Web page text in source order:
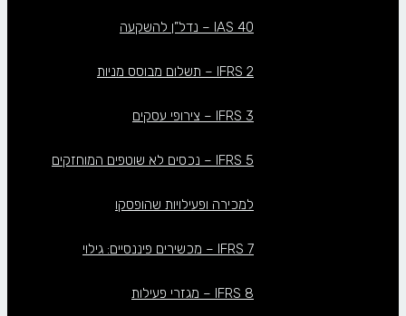
IAS 40 – נדל”ן להשקעה
IFRS 2 – תשלום מבוסס מניות
IFRS 3 – צירופי עסקים
IFRS 5 – נכסים לא שוטפים המוחזקים
למכירה ופעילויות שהופסקו
IFRS 7 – מכשירים פיננסיים: גילוי
IFRS 8 – מגזרי פעילות